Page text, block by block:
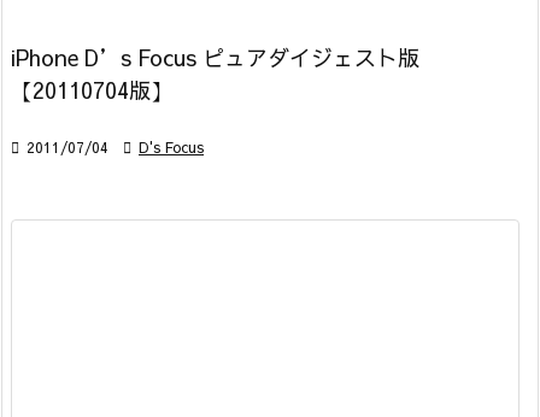
iPhone D’s Focus ピュアダイジェスト版
【20110704版】
 2011/07/04  D's Focus